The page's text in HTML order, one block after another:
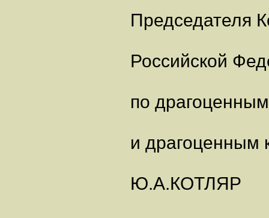
Председателя
Российской
по
и драгоценным
Ю.А.КОТЛЯР